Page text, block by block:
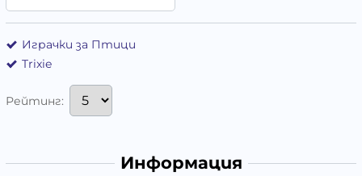
Играчки за Птици
Trixie
Рейтинг:
Информация